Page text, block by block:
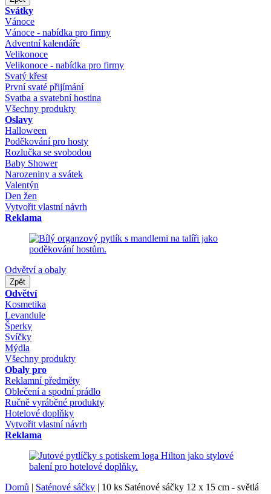
Svátky
Vánoce
Vánoce - nabídka pro firmy
Adventní kalendáře
Velikonoce
Velikonoce - nabídka pro firmy
Svatý křest
První svaté přijímání
Svatba a svatební hostina
Všechny produkty
Oslavy
Halloween
Poděkování pro hosty
Rozlučka se svobodou
Baby Shower
Narozeniny a svátek
Valentýn
Den žen
Vytvořit vlastní návrh
Reklama
Odvětví a obaly
Zpět
Odvětví
Kosmetika
Levandule
Šperky
Svíčky
Mýdla
Všechny produkty
Obaly pro
Reklamní předměty
Oblečení a spodní prádlo
Ručně vyráběné produkty
Hotelové doplňky
Vytvořit vlastní návrh
Reklama
Domů | Saténové sáčky | 10 ks Saténové sáčky 12 x 15 cm - světlá